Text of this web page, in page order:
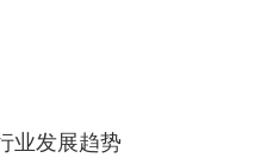
业发展趋势